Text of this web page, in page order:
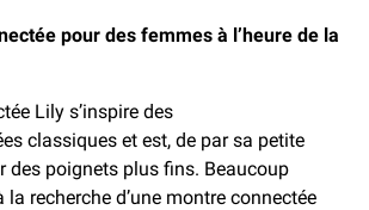
pour des femmes à l’heure de la
Lily s’inspire des
classiques et est, de par sa petite
des poignets plus fins. Beaucoup
recherche d’une montre connectée